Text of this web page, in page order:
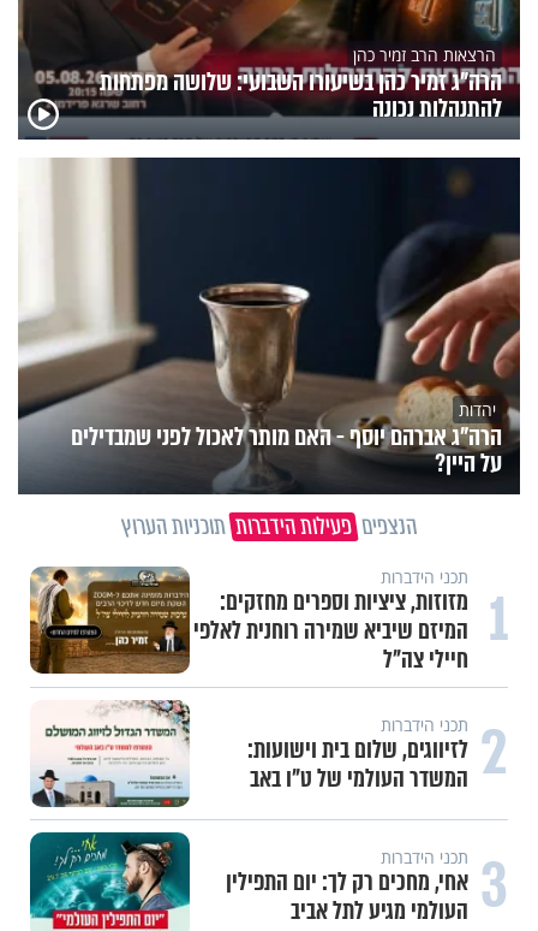
הרצאות הרב זמיר כהן
הרה"ג זמיר כהן בשיעורו השבועי: שלושה מפתחות
להתנהלות נכונה
יהדות
הרה"ג אברהם יוסף - האם מותר לאכול לפני שמבדילים
על היין?
הנצפים פעילות הידברות תוכניות הערוץ
1 תכני הידברות
מזוזות, ציציות וספרים מחזקים:
המיזם שיביא שמירה רוחנית לאלפי
חיילי צה"ל
2 תכני הידברות
לזיווגים, שלום בית וישועות:
המשדר העולמי של ט"ו באב
3 תכני הידברות
אחי, מחכים רק לך: יום התפילין
העולמי מגיע לתל אביב